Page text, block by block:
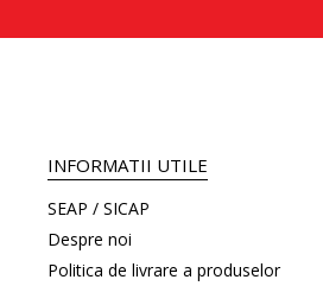
INFORMATII UTILE
SEAP / SICAP
Despre noi
Politica de livrare a produselor